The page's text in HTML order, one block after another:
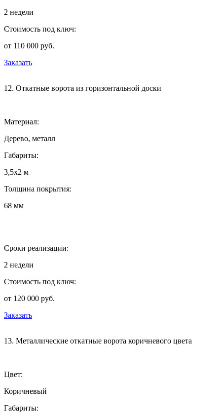
2 недели
Стоимость под ключ:
от 110 000 руб.
Заказать
12. Откатные ворота из горизонтальной доски
Материал:
Дерево, металл
Габариты:
3,5х2 м
Толщина покрытия:
68 мм
Сроки реализации:
2 недели
Стоимость под ключ:
от 120 000 руб.
Заказать
13. Металлические откатные ворота коричневого цвета
Цвет:
Коричневый
Габариты: